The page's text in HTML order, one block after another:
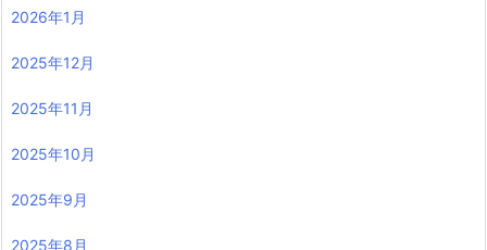
2026年1月
2025年12月
2025年11月
2025年10月
2025年9月
2025年8月